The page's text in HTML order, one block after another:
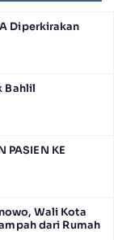
Diperkirakan
Bahlil
PASIEN KE
Wali Kota
dari Rumah